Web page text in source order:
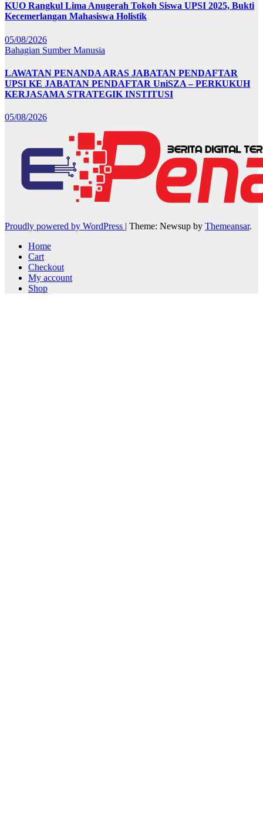
KUO Rangkul Lima Anugerah Tokoh Siswa UPSI 2025, Bukti
Kecemerlangan Mahasiswa Holistik
05/08/2026
Bahagian Sumber Manusia
LAWATAN PENANDA ARAS JABATAN PENDAFTAR
UPSI KE JABATAN PENDAFTAR UniSZA – PERKUKUH
KERJASAMA STRATEGIK INSTITUSI
05/08/2026
Proudly powered by WordPress | Theme: Newsup by Themeansar.
Home
Cart
Checkout
My account
Shop